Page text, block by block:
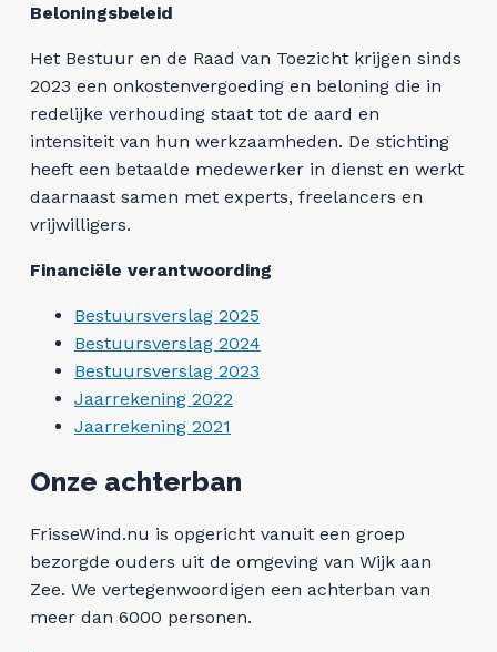
Beloningsbeleid
Het Bestuur en de Raad van Toezicht krijgen sinds
2023 een onkostenvergoeding en beloning die in
redelijke verhouding staat tot de aard en
intensiteit van hun werkzaamheden. De stichting
heeft een betaalde medewerker in dienst en werkt
daarnaast samen met experts, freelancers en
vrijwilligers.
Financiële verantwoording
Bestuursverslag 2025
Bestuursverslag 2024
Bestuursverslag 2023
Jaarrekening 2022
Jaarrekening 2021
Onze achterban
FrisseWind.nu is opgericht vanuit een groep
bezorgde ouders uit de omgeving van Wijk aan
Zee. We vertegenwoordigen een achterban van
meer dan 6000 personen.